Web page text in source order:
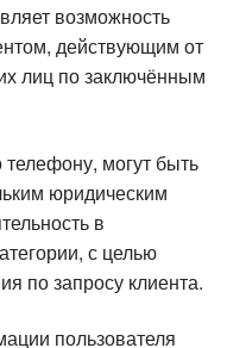
возможность
действующим от
лиц по заключённым
могут быть
юридическим
в
с целью
по запросу клиента.
пользователя